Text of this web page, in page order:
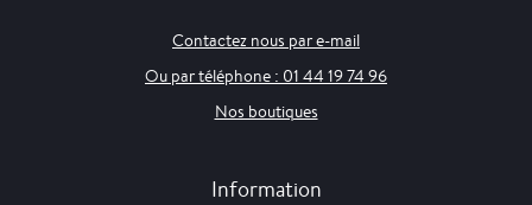
Contactez nous par e-mail
Ou par téléphone : 01 44 19 74 96
Nos boutiques
Information